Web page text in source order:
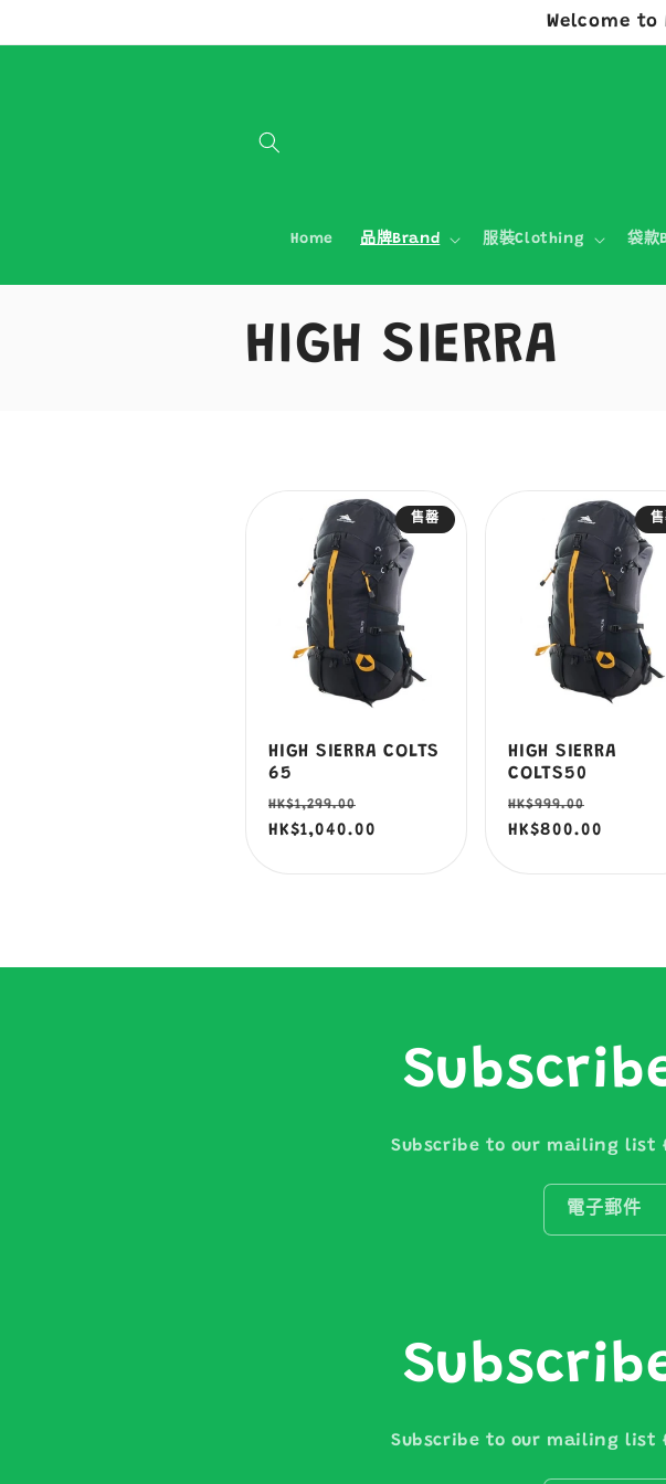
Welcome to
Home 品牌Brand 服裝Clothing 袋款
商
HIGH SIERRA
售罄
HIGH SIERRA COLTS
65
定
價
HK$1,299.00
價
HK$1,040.00
HIGH SIERRA
COLTS50
定
價
HK$999.00
價
HK$800.00
Subscribe to our mailing list
電子郵件
Subscribe to our mailing list